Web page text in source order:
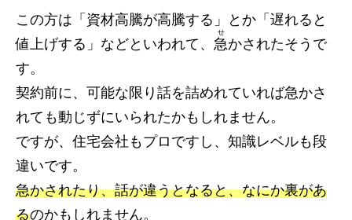
この方は「資材高騰が高騰する」とか「遅れると
値上げする」などといわれて、 急
せ
かされたそうで
す。
契約前に、可能な限り話を詰めれていれば急かさ
れても動じずにいられたかもしれません。
ですが、住宅会社もプロですし、知識レベルも段
違いです。
急かされたり、話が違うとなると、なにか裏があ
るのかもしれません。